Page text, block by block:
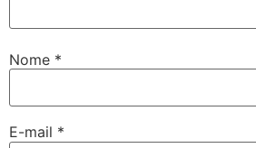
Nome *
E-mail *